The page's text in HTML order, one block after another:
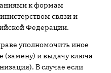
к формам
связи и
Федерации.
уполномочить иное
(замену) и выдачу ключа
В случае если